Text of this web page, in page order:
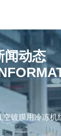
闻动态
镀膜用冷冻机